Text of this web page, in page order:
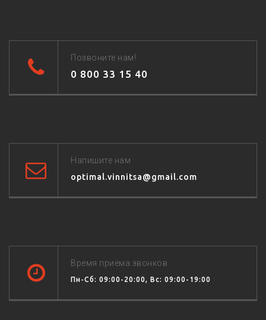
Позвоните нам!
0 800 33 15 40
Напишите нам
optimal.vinnitsa@gmail.com
Время приёма звонков
Пн-Сб: 09:00-20:00, Вс: 09:00-19:00